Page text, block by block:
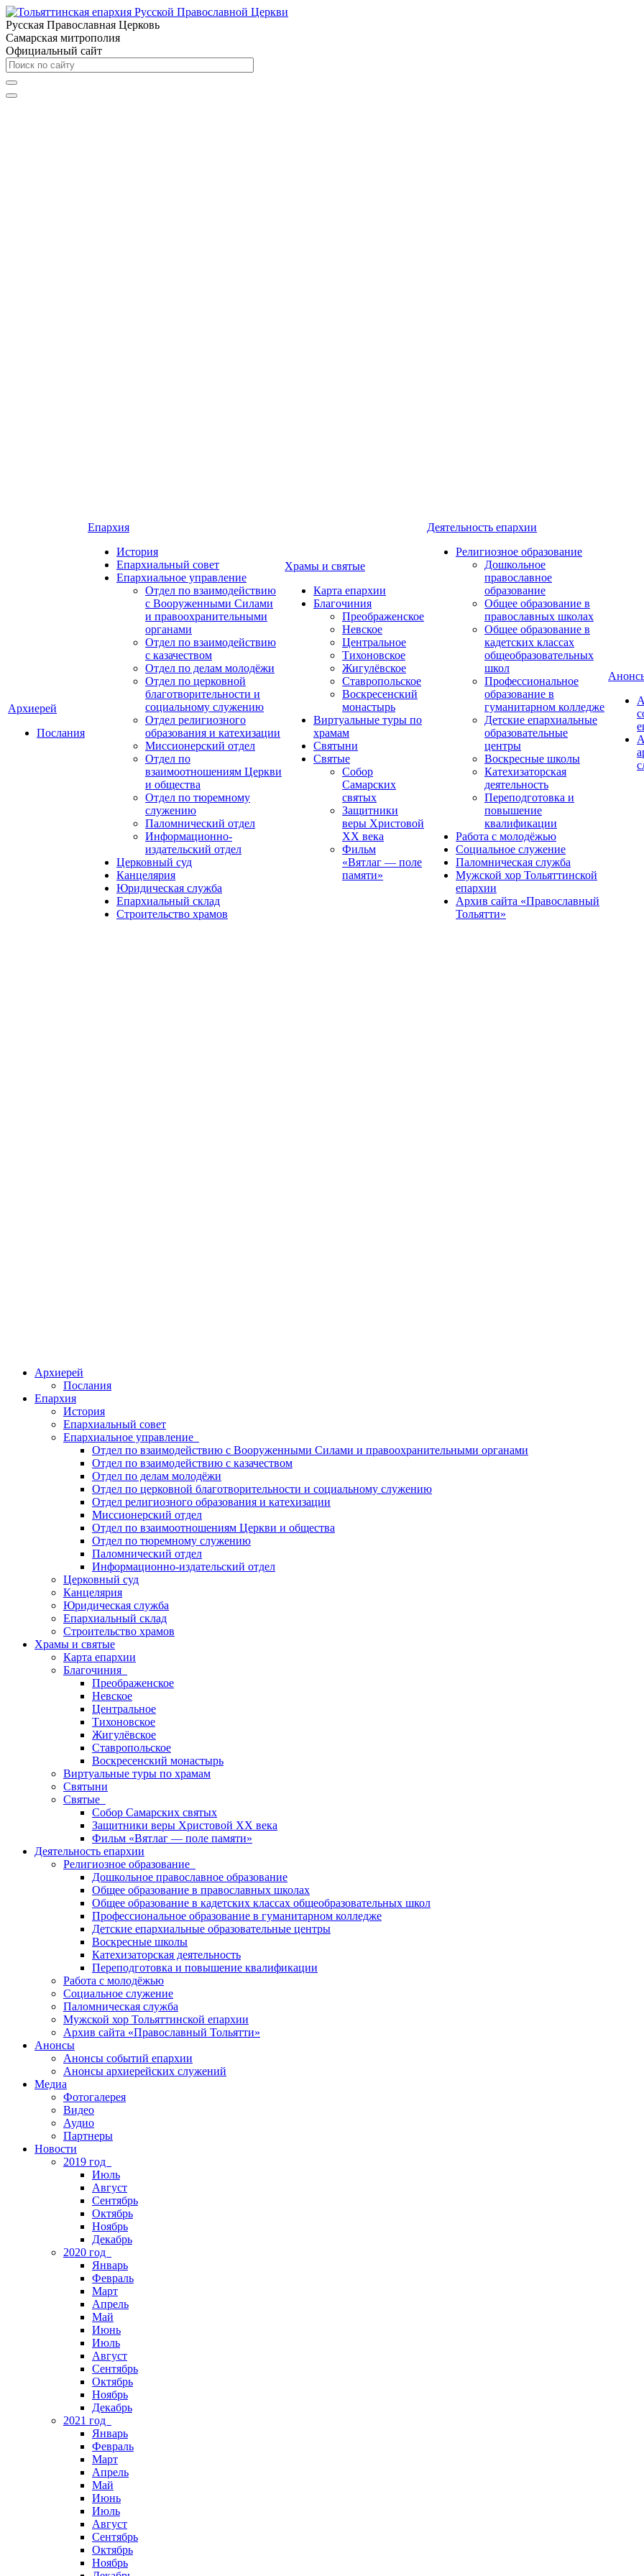
Русская Православная Церковь
Самарская митрополия
Официальный сайт
Архиерей
Послания
Епархия
История
Епархиальный совет
Епархиальное управление
Отдел по взаимодействию
с Вооруженными Силами
и правоохранительными
органами
Отдел по взаимодействию
с казачеством
Отдел по делам молодёжи
Отдел по церковной
благотворительности и
социальному служению
Отдел религиозного
образования и катехизации
Миссионерский отдел
Отдел по
взаимоотношениям Церкви
и общества
Отдел по тюремному
служению
Паломнический отдел
Информационно-
издательский отдел
Церковный суд
Канцелярия
Юридическая служба
Епархиальный склад
Строительство храмов
Храмы и святые
Карта епархии
Благочиния
Преображенское
Невское
Центральное
Тихоновское
Жигулёвское
Ставропольское
Воскресенский
монастырь
Виртуальные туры по
храмам
Святыни
Святые
Собор
Самарских
святых
Защитники
веры Христовой
XX века
Фильм
«Вятлаг — поле
памяти»
Деятельность епархии
Религиозное образование
Дошкольное
православное
образование
Общее образование в
православных школах
Общее образование в
кадетских классах
общеобразовательных
школ
Профессиональное
образование в
гуманитарном колледже
Детские епархиальные
образовательные
центры
Воскресные школы
Катехизаторская
деятельность
Переподготовка и
повышение
квалификации
Работа с молодёжью
Социальное служение
Паломническая служба
Мужской хор Тольяттинской
епархии
Архив сайта «Православный
Тольятти»
Архиерей
Послания
Епархия
История
Епархиальный совет
Епархиальное управление
Отдел по взаимодействию с Вооруженными Силами и правоохранительными органами
Отдел по взаимодействию с казачеством
Отдел по делам молодёжи
Отдел по церковной благотворительности и социальному служению
Отдел религиозного образования и катехизации
Миссионерский отдел
Отдел по взаимоотношениям Церкви и общества
Отдел по тюремному служению
Паломнический отдел
Информационно-издательский отдел
Церковный суд
Канцелярия
Юридическая служба
Епархиальный склад
Строительство храмов
Храмы и святые
Карта епархии
Благочиния
Преображенское
Невское
Центральное
Тихоновское
Жигулёвское
Ставропольское
Воскресенский монастырь
Виртуальные туры по храмам
Святыни
Святые
Собор Самарских святых
Защитники веры Христовой XX века
Фильм «Вятлаг — поле памяти»
Деятельность епархии
Религиозное образование
Дошкольное православное образование
Общее образование в православных школах
Общее образование в кадетских классах общеобразовательных школ
Профессиональное образование в гуманитарном колледже
Детские епархиальные образовательные центры
Воскресные школы
Катехизаторская деятельность
Переподготовка и повышение квалификации
Работа с молодёжью
Социальное служение
Паломническая служба
Мужской хор Тольяттинской епархии
Архив сайта «Православный Тольятти»
Анонсы
Анонсы событий епархии
Анонсы архиерейских служений
Медиа
Фотогалерея
Видео
Аудио
Партнеры
Новости
2019 год
Июль
Август
Сентябрь
Октябрь
Ноябрь
Декабрь
2020 год
Январь
Февраль
Март
Апрель
Май
Июнь
Июль
Август
Сентябрь
Октябрь
Ноябрь
Декабрь
2021 год
Январь
Февраль
Март
Апрель
Май
Июнь
Июль
Август
Сентябрь
Октябрь
Ноябрь